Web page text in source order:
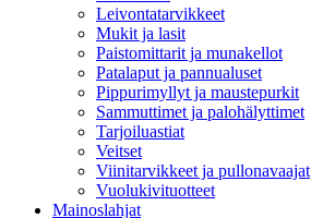
Leivontatarvikkeet
Mukit ja lasit
Paistomittarit ja munakellot
Patalaput ja pannualuset
Pippurimyllyt ja maustepurkit
Sammuttimet ja palohälyttimet
Tarjoiluastiat
Veitset
Viinitarvikkeet ja pullonavaajat
Vuolukivituotteet
Mainoslahjat